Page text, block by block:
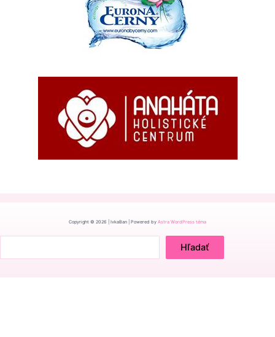
Copyright © 2026 | IvkaBan | Powered by Astra WordPress téma
Hľadať